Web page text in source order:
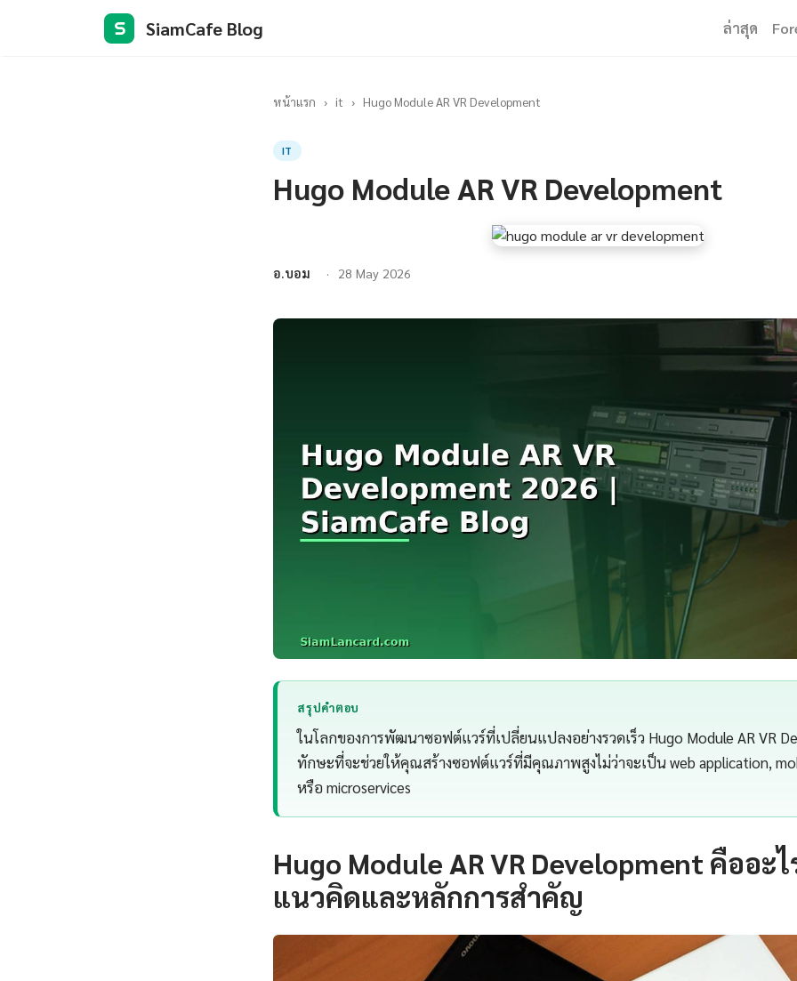
S SiamCafe Blog ล่าสุด
หน้าแรก › it › Hugo Module AR VR Development
IT
Hugo Module AR VR Development
อ.บอม 28 May 2026
สรุปคำตอบ
ในโลกของการพัฒนาซอฟต์แวร์ที่เปลี่ยนแปลงอย่างรวดเร็ว Hugo Module AR VR
ทักษะที่จะช่วยให้คุณสร้างซอฟต์แวร์ที่มีคุณภาพสูงไม่ว่าจะเป็น web application,
หรือ microservices
Hugo Module AR VR Development คืออะ
แนวคิดและหลักการสำคัญ